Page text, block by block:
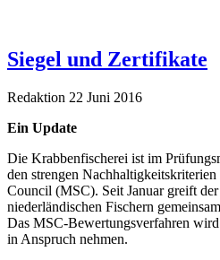
Siegel und Zertifikate
Redaktion 22 Juni 2016
Ein Update
Die Krabbenfischerei ist im
den strengen
Council (MSC). Seit Januar greift
niederländischen Fischern
Das MSC-Bewertungsverfahren
in Anspruch nehmen.